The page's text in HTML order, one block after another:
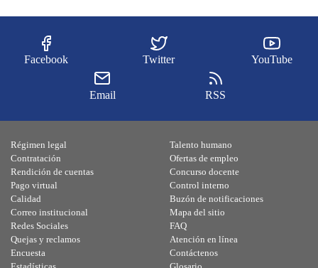
Facebook Twitter YouTube
Email RSS
Régimen legal
Contratación
Rendición de cuentas
Pago virtual
Calidad
Talento humano
Ofertas de empleo
Concurso docente
Control interno
Buzón de notificaciones
Correo institucional
Redes Sociales
Quejas y reclamos
Encuesta
Mapa del sitio
FAQ
Atención en línea
Contáctenos